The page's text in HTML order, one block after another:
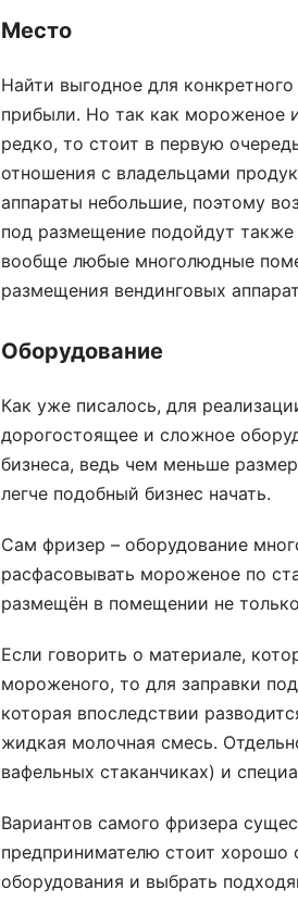
Место
Найти выгодное для
прибыли. Но так как мороженое
редко, то стоит в первую
отношения с владельцами
аппараты небольшие, поэтому
под размещение подойдут
вообще любые многолюдные
размещения вендинговых
Оборудование
Как уже писалось, для
дорогостоящее и сложное
бизнеса, ведь чем меньше
легче подобный бизнес начать.
Сам фризер – оборудование
расфасовывать мороженое по
размещён в помещении не
Если говорить о материале,
мороженого, то для заправки
которая впоследствии
жидкая молочная смесь.
вафельных стаканчиках) и
Вариантов самого фризера
предпринимателю стоит хорошо
оборудования и выбрать